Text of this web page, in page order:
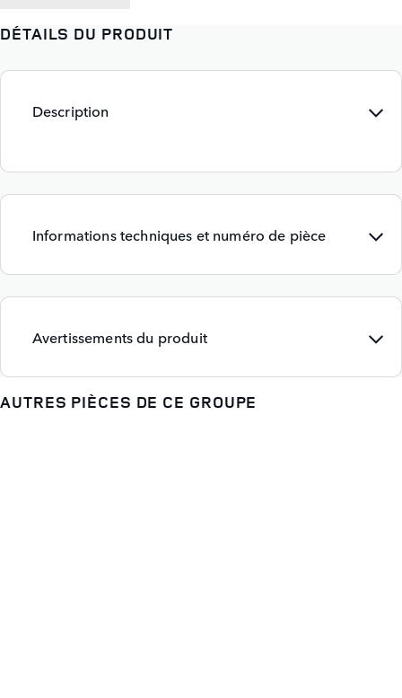
DÉTAILS DU PRODUIT
Description
Informations techniques et numéro de pièce
Avertissements du produit
AUTRES PIÈCES DE CE GROUPE